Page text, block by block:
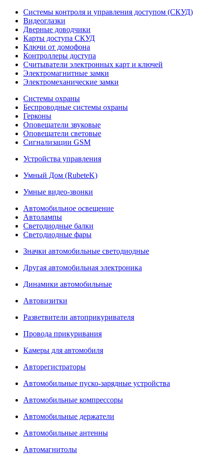
Системы контроля и управления доступом (СКУД)
Видеоглазки
Дверные доводчики
Карты доступа СКУД
Ключи от домофона
Контроллеры доступа
Считыватели электронных карт и ключей
Электромагнитные замки
Электромеханические замки
Системы охраны
Беспроводные системы охраны
Герконы
Оповещатели звуковые
Оповещатели световые
Сигнализации GSM
Устройства управления
Умный Дом (RubeteK)
Умные видео-звонки
Автомобильное освещение
Автолампы
Светодиодные балки
Светодиодные фары
Значки автомобильные светодиодные
Другая автомобильная электроника
Динамики автомобильные
Автовизитки
Разветвители автоприкуривателя
Провода прикуривания
Камеры для автомобиля
Авторегистраторы
Автомобильные пуско-зарядные устройства
Автомобильные компрессоры
Автомобильные держатели
Автомобильные антенны
Автомагнитолы